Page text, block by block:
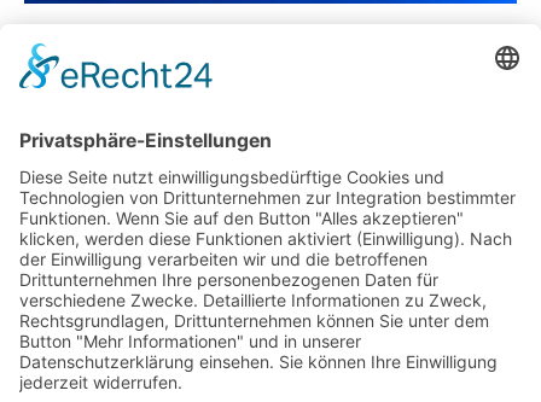
Terrasse mit Seitenwänden – Top oder Flop?
Die Kunst, sein Homeoffice perfekt einzurichten
Visuelles Marketing: Die Kunst, Kunden zu
begeistern